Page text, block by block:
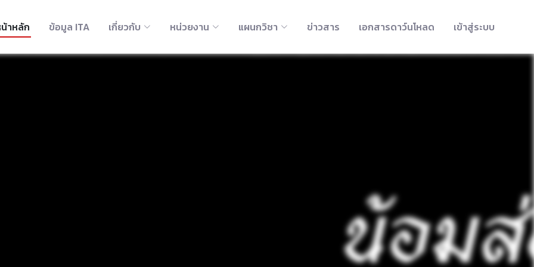
าหลัก ข้อมูล ITA เกี่ยวกับ หน่วยงาน แผนกวิชา ข่าวสาร เอกสารดาว์นโหลด เข้าสู่ระบบ